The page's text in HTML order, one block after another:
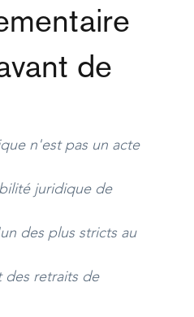
de
n'est pas un acte
juridique de
des plus stricts au
des retraits de